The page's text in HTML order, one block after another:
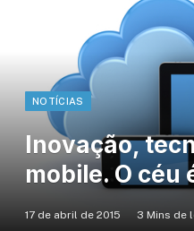
NOTÍCIAS
Inovação,
mobile. O céu
17 de abril de 2015 3 Mins de